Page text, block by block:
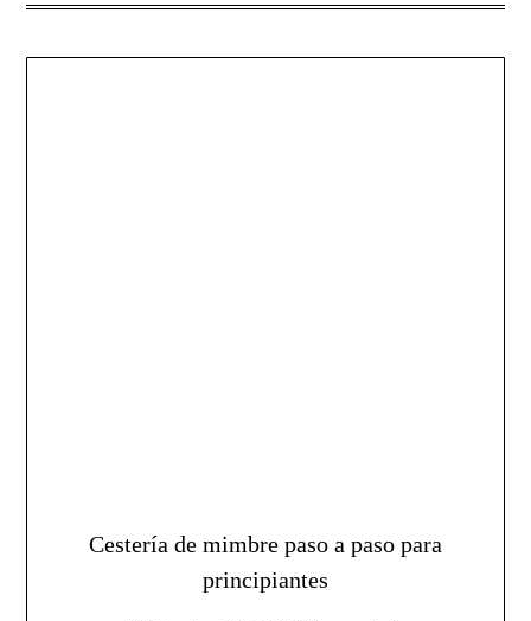
Cestería de mimbre paso a paso para
principiantes